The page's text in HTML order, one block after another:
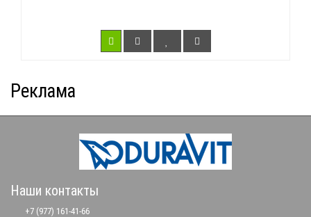
Реклама
Наши контакты
+7 (977) 161-41-66